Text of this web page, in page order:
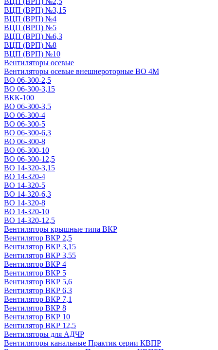
ВЦП (ВРП) №3,15
ВЦП (ВРП) №4
ВЦП (ВРП) №5
ВЦП (ВРП) №6,3
ВЦП (ВРП) №8
ВЦП (ВРП) №10
Вентиляторы осевые
Вентиляторы осевые внешнероторные ВО 4М
ВО 06-300-2,5
ВО 06-300-3,15
ВКК-100
ВО 06-300-3,5
ВО 06-300-4
ВО 06-300-5
ВО 06-300-6,3
ВО 06-300-8
ВО 06-300-10
ВО 06-300-12,5
ВО 14-320-3,15
ВО 14-320-4
ВО 14-320-5
ВО 14-320-6,3
ВО 14-320-8
ВО 14-320-10
ВО 14-320-12,5
Вентиляторы крышные типа ВКР
Вентилятор ВКР 2,5
Вентилятор ВКР 3,15
Вентилятор ВКР 3,55
Вентилятор ВКР 4
Вентилятор ВКР 5
Вентилятор ВКР 5,6
Вентилятор ВКР 6,3
Вентилятор ВКР 7,1
Вентилятор ВКР 8
Вентилятор ВКР 10
Вентилятор ВКР 12,5
Вентиляторы для АДЧР
Вентиляторы канальные Практик серии КВПР